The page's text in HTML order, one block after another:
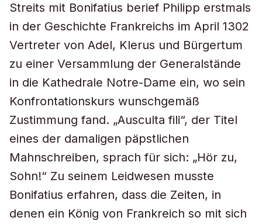
Streits mit Bonifatius berief Philipp erstmals
in der Geschichte Frankreichs im April 1302
Vertreter von Adel, Klerus und Bürgertum
zu einer Versammlung der Generalstände
in die Kathedrale Notre-Dame ein, wo sein
Konfrontationskurs wunschgemäß
Zustimmung fand. „Ausculta fili“, der Titel
eines der damaligen päpstlichen
Mahnschreiben, sprach für sich: „Hör zu,
Sohn!“ Zu seinem Leidwesen musste
Bonifatius erfahren, dass die Zeiten, in
denen ein König von Frankreich so mit sich